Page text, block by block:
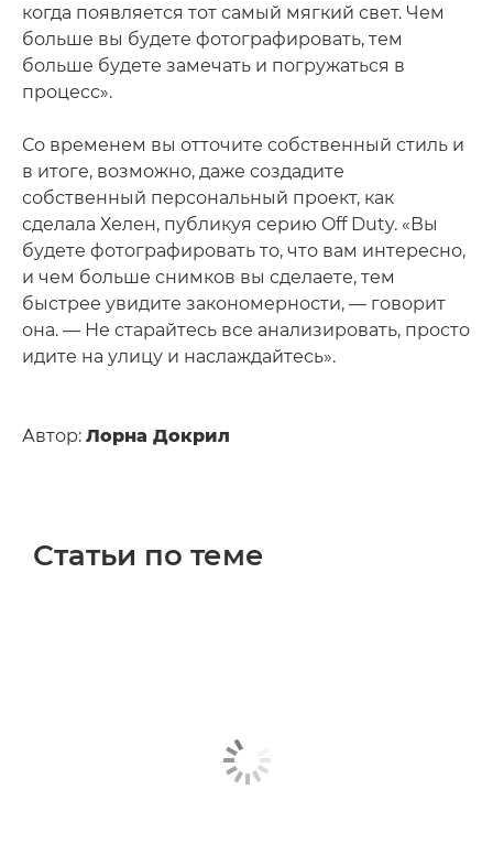
когда появляется тот самый мягкий свет. Чем
больше вы будете фотографировать, тем
больше будете замечать и погружаться в
процесс».
Со временем вы отточите собственный стиль и
в итоге, возможно, даже создадите
собственный персональный проект, как
сделала Хелен, публикуя серию Off Duty. «Вы
будете фотографировать то, что вам интересно,
и чем больше снимков вы сделаете, тем
быстрее увидите закономерности, — говорит
она. — Не старайтесь все анализировать, просто
идите на улицу и наслаждайтесь».
Автор: Лорна Докрил
Статьи по теме